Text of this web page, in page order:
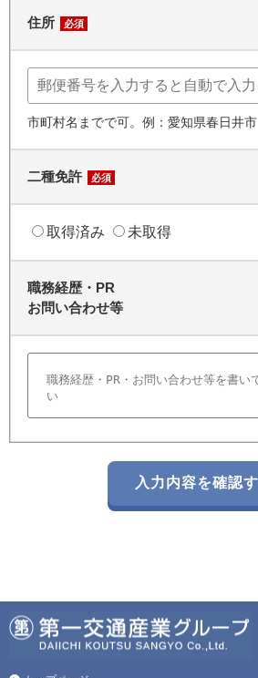
住所 必須
市町村名までで可。例：愛知県春日井市
二種免許 必須
取得済み 未取得
職務経歴・PR
お問い合わせ等